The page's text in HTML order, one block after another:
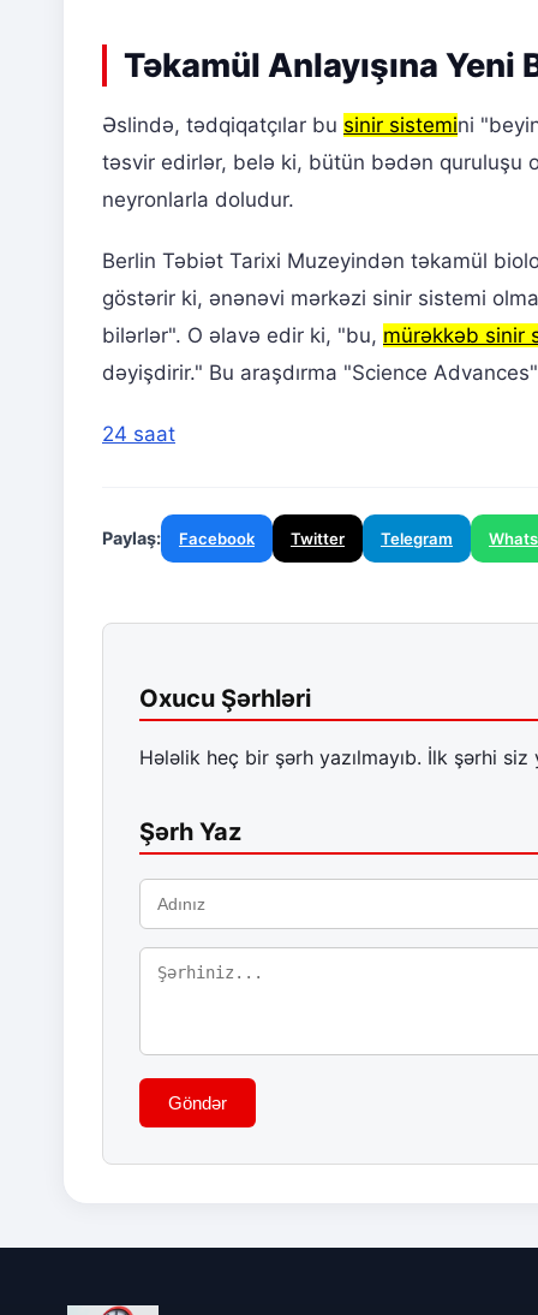
Təkamül Anlayışına Yeni
Əslində, tədqiqatçılar bu sinir sistemini
təsvir edirlər, belə ki, bütün bədən quruluşu
neyronlarla doludur.
Berlin Təbiət Tarixi Muzeyindən təkamül
göstərir ki, ənənəvi mərkəzi sinir sistemi
bilərlər". O əlavə edir ki, "bu, mürəkkəb sinir
dəyişdirir." Bu araşdırma "Science
24 saat
Paylaş: Facebook Twitter Telegram
Oxucu Şərhləri
Hələlik heç bir şərh yazılmayıb. İlk şərhi siz
Şərh Yaz
Göndər